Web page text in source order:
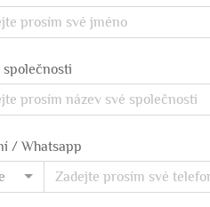
společnosti
/ Whatsapp